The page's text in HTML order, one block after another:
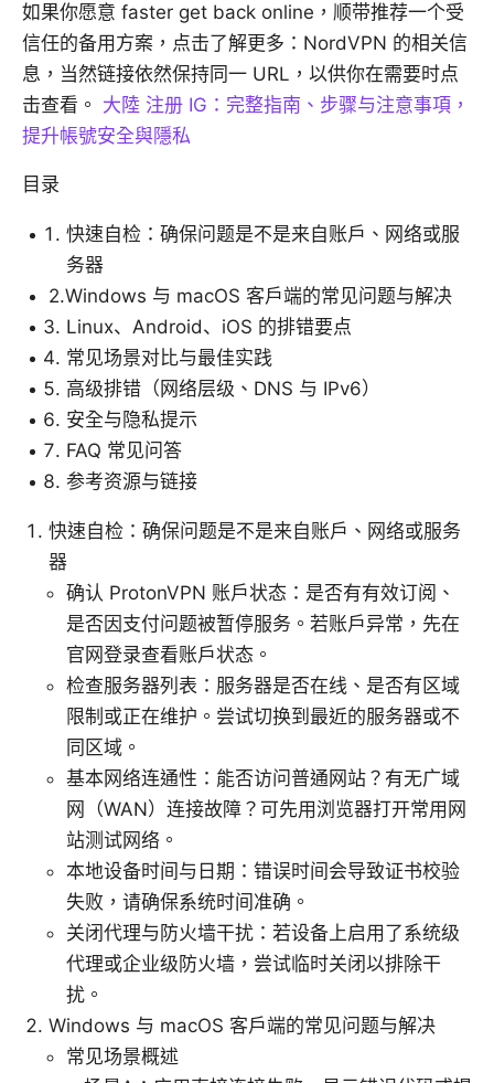
如果你愿意 faster get back online，顺带推荐一个受
信任的备用方案，点击了解更多：NordVPN 的相关信
息，当然链接依然保持同一 URL，以供你在需要时点
击查看。 大陸 注册 IG：完整指南、步骤与注意事項，
提升帳號安全與隱私
目录
快速自检：确保问题是不是来自账户、网络或服
务器
2.Windows 与 macOS 客户端的常见问题与解决
Linux、Android、iOS 的排错要点
常见场景对比与最佳实践
高级排错（网络层级、DNS 与 IPv6）
安全与隐私提示
FAQ 常见问答
参考资源与链接
快速自检：确保问题是不是来自账户、网络或服务
器
确认 ProtonVPN 账户状态：是否有有效订阅、
是否因支付问题被暂停服务。若账户异常，先在
官网登录查看账户状态。
检查服务器列表：服务器是否在线、是否有区域
限制或正在维护。尝试切换到最近的服务器或不
同区域。
基本网络连通性：能否访问普通网站？有无广域
网（WAN）连接故障？可先用浏览器打开常用网
站测试网络。
本地设备时间与日期：错误时间会导致证书校验
失败，请确保系统时间准确。
关闭代理与防火墙干扰：若设备上启用了系统级
代理或企业级防火墙，尝试临时关闭以排除干
扰。
Windows 与 macOS 客户端的常见问题与解决
常见场景概述